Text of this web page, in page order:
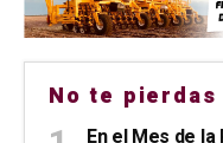
No te pierdas